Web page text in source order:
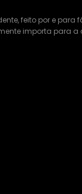
feito por e para
importa para